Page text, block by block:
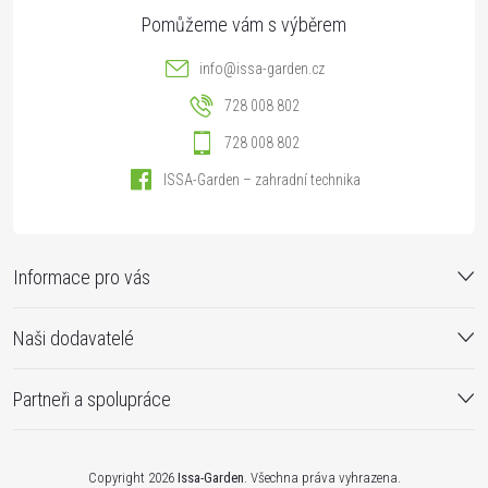
Informace pro vás
info@issa-garden.cz
728 008 802
728 008 802
ISSA-Garden – zahradní technika
Naši dodavatelé
Partneři a spolupráce
Copyright 2026 Issa-Garden . Všechna práva vyhrazena.